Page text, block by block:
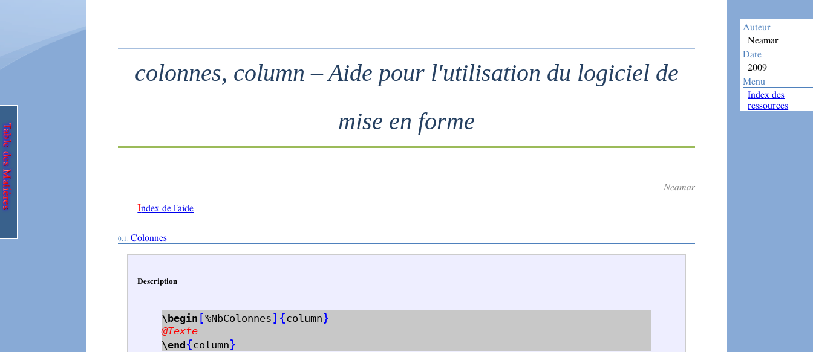
colonnes, column – Aide pour l'utilisation du logiciel de
mise en forme
Neamar
Index de l'aide
Colonnes
Description
\begin [%NbColonnes ] {column}
@Texte
\end{column}
Auteur
Neamar
Date
2009
Menu
Index des
ressources